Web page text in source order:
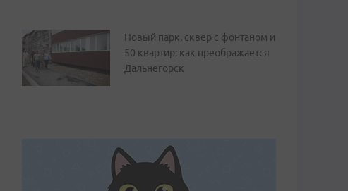
Новый парк, сквер с фонтаном и
50 квартир: как преображается
Дальнегорск